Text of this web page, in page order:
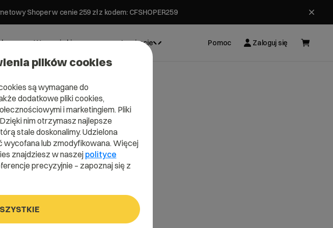
Shoper w cenie 259 zł z kodem: CFSHOPER259
Wsparcie biznesowe Inspiracje Pomoc Zaloguj się
plików cookies
są wymagane do
dodatkowe pliki cookies,
i marketingiem. Pliki
nim otrzymasz najlepsze
stale doskonalimy. Udzielona
lub zmodyfikowana. Więcej
znajdziesz w naszejpolityce
precyzyjnie – zapoznaj się z